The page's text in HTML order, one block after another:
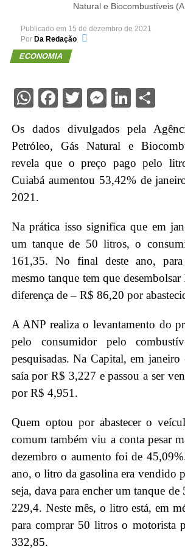
Natural e Biocombustíveis
Publicado em 15 de dezembro de 2021
Por Da Redação
ECONOMIA
WhatsApp
Facebook
Twitter
Os dados divulgados pela
Petróleo, Gás Natural e
revela que o preço pago pelo
Cuiabá aumentou 53,42% de
2021.
Na prática isso significa que em
um tanque de 50 litros, o
161,35. No final deste ano, para
mesmo tanque tem que
diferença de – R$ 86,20 por
A ANP realiza o levantamento do
pelo consumidor pelo
pesquisadas. Na Capital, em
saía por R$ 3,227 e passou a ser
por R$ 4,951.
Quem optou por abastecer o
comum também viu a conta pesar
dezembro o aumento foi de
ano, o litro da gasolina era vendido
seja, dava para encher um tanque
229,4. Neste mês, o litro está, em
para comprar 50 litros o motorista
332,85.